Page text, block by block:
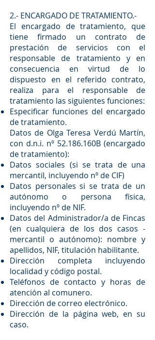
2.- ENCARGADO DE TRATAMIENTO.-
El encargado de tratamiento, que
tiene firmado un contrato de
prestación de servicios con el
responsable de tratamiento y en
consecuencia en virtud de lo
dispuesto en el referido contrato,
realiza para el responsable de
tratamiento las siguientes funciones:
Especificar funciones del encargado
de tratamiento.
Datos de Olga Teresa Verdú Martín,
con d.n.i. nº 52.186.160B (encargado
de tratamiento):
Datos sociales (si se trata de una
mercantil, incluyendo nº de CIF)
Datos personales si se trata de un
autónomo o persona física,
incluyendo nº de NIF.
Datos del Administrador/a de Fincas
(en cualquiera de los dos casos -
mercantil o autónomo): nombre y
apellidos, NIF, titulación habilitante.
Dirección completa incluyendo
localidad y código postal.
Teléfonos de contacto y horas de
atención al comunero.
Dirección de correo electrónico.
Dirección de la página web, en su
caso.